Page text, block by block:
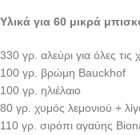
Υλικά για 60 μικρά
330 γρ. αλεύρι για όλες τις
100 γρ. βρώμη Bauckhof
100 γρ. ηλιέλαιο
80 γρ. χυμός λεμονιού +
110 γρ. σιρόπι αγαύης